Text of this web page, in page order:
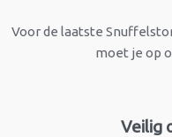
Voor de laatste
moet je op
Veilig